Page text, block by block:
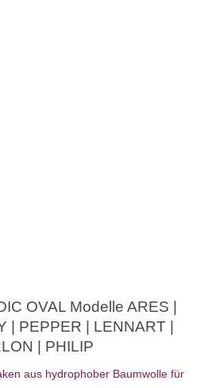
OVAL Modelle ARES |
| PEPPER | LENNART |
| PHILIP
aus hydrophober Baumwolle für